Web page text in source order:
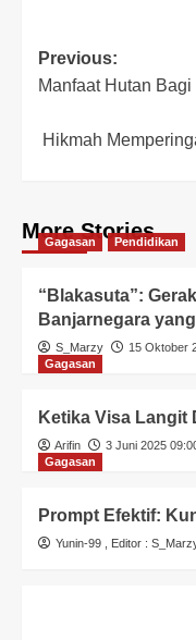
Previous:
Manfaat Hutan
Hikmah
More Stories
Gagasan Pendidikan
“Blakasuta”:
Banjarnegara
S_Marzy 15 Oktober
Gagasan
Ketika Visa Langit
Arifin 3 Juni 2025
Gagasan
Prompt Efektif:
Yunin-99 , Editor :